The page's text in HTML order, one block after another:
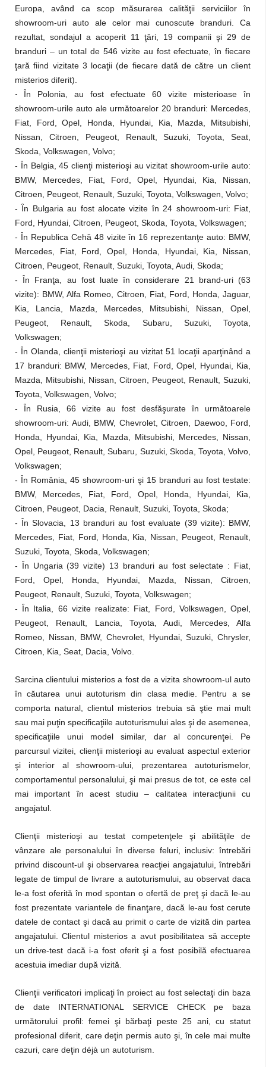
Europa, având ca scop măsurarea calităţii serviciilor în
showroom-uri auto ale celor mai cunoscute branduri. Ca
rezultat, sondajul a acoperit 11 ţări, 19 companii şi 29 de
branduri – un total de 546 vizite au fost efectuate, în fiecare
ţară fiind vizitate 3 locaţii (de fiecare dată de către un client
misterios diferit).
- Ȋn Polonia, au fost efectuate 60 vizite misterioase în
showroom-urile auto ale următoarelor 20 branduri: Mercedes,
Fiat, Ford, Opel, Honda, Hyundai, Kia, Mazda, Mitsubishi,
Nissan, Citroen, Peugeot, Renault, Suzuki, Toyota, Seat,
Skoda, Volkswagen, Volvo;
- Ȋn Belgia, 45 clienţi misterioşi au vizitat showroom-urile auto:
BMW, Mercedes, Fiat, Ford, Opel, Hyundai, Kia, Nissan,
Citroen, Peugeot, Renault, Suzuki, Toyota, Volkswagen, Volvo;
- Ȋn Bulgaria au fost alocate vizite în 24 showroom-uri: Fiat,
Ford, Hyundai, Citroen, Peugeot, Skoda, Toyota, Volkswagen;
- Ȋn Republica Cehă 48 vizite în 16 reprezentanţe auto: BMW,
Mercedes, Fiat, Ford, Opel, Honda, Hyundai, Kia, Nissan,
Citroen, Peugeot, Renault, Suzuki, Toyota, Audi, Skoda;
- Ȋn Franţa, au fost luate în considerare 21 brand-uri (63
vizite): BMW, Alfa Romeo, Citroen, Fiat, Ford, Honda, Jaguar,
Kia, Lancia, Mazda, Mercedes, Mitsubishi, Nissan, Opel,
Peugeot, Renault, Skoda, Subaru, Suzuki, Toyota,
Volkswagen;
- Ȋn Olanda, clienţii misterioşi au vizitat 51 locaţii aparţinând a
17 branduri: BMW, Mercedes, Fiat, Ford, Opel, Hyundai, Kia,
Mazda, Mitsubishi, Nissan, Citroen, Peugeot, Renault, Suzuki,
Toyota, Volkswagen, Volvo;
- Ȋn Rusia, 66 vizite au fost desfăşurate în următoarele
showroom-uri: Audi, BMW, Chevrolet, Citroen, Daewoo, Ford,
Honda, Hyundai, Kia, Mazda, Mitsubishi, Mercedes, Nissan,
Opel, Peugeot, Renault, Subaru, Suzuki, Skoda, Toyota, Volvo,
Volkswagen;
- Ȋn România, 45 showroom-uri şi 15 branduri au fost testate:
BMW, Mercedes, Fiat, Ford, Opel, Honda, Hyundai, Kia,
Citroen, Peugeot, Dacia, Renault, Suzuki, Toyota, Skoda;
- Ȋn Slovacia, 13 branduri au fost evaluate (39 vizite): BMW,
Mercedes, Fiat, Ford, Honda, Kia, Nissan, Peugeot, Renault,
Suzuki, Toyota, Skoda, Volkswagen;
- Ȋn Ungaria (39 vizite) 13 branduri au fost selectate : Fiat,
Ford, Opel, Honda, Hyundai, Mazda, Nissan, Citroen,
Peugeot, Renault, Suzuki, Toyota, Volkswagen;
- Ȋn Italia, 66 vizite realizate: Fiat, Ford, Volkswagen, Opel,
Peugeot, Renault, Lancia, Toyota, Audi, Mercedes, Alfa
Romeo, Nissan, BMW, Chevrolet, Hyundai, Suzuki, Chrysler,
Citroen, Kia, Seat, Dacia, Volvo.
Sarcina clientului misterios a fost de a vizita showroom-ul auto
în căutarea unui autoturism din clasa medie. Pentru a se
comporta natural, clientul misterios trebuia să ştie mai mult
sau mai puţin specificaţiile autoturismului ales şi de asemenea,
specificaţiile unui model similar, dar al concurenţei. Pe
parcursul vizitei, clienţii misterioşi au evaluat aspectul exterior
şi interior al showroom-ului, prezentarea autoturismelor,
comportamentul personalului, şi mai presus de tot, ce este cel
mai important în acest studiu – calitatea interacţiunii cu
angajatul.
Clienţii misterioşi au testat competenţele şi abilităţile de
vânzare ale personalului în diverse feluri, inclusiv: întrebări
privind discount-ul şi observarea reacţiei angajatului, întrebări
legate de timpul de livrare a autoturismului, au observat daca
le-a fost oferită în mod spontan o ofertă de preţ şi dacă le-au
fost prezentate variantele de finanţare, dacă le-au fost cerute
datele de contact şi dacă au primit o carte de vizită din partea
angajatului. Clientul misterios a avut posibilitatea să accepte
un drive-test dacă i-a fost oferit şi a fost posibilă efectuarea
acestuia imediar după vizită.
Clienţii verificatori implicaţi în proiect au fost selectaţi din baza
de date INTERNATIONAL SERVICE CHECK pe baza
următorului profil: femei şi bărbaţi peste 25 ani, cu statut
profesional diferit, care deţin permis auto şi, în cele mai multe
cazuri, care deţin déjà un autoturism.